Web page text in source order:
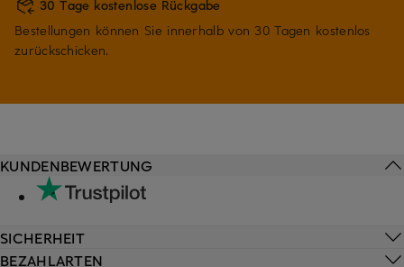
30 Tage kostenlose Rückgabe
Bestellungen können Sie innerhalb von 30 Tagen kostenlos
zurückschicken.
KUNDENBEWERTUNG
SICHERHEIT
BEZAHLARTEN